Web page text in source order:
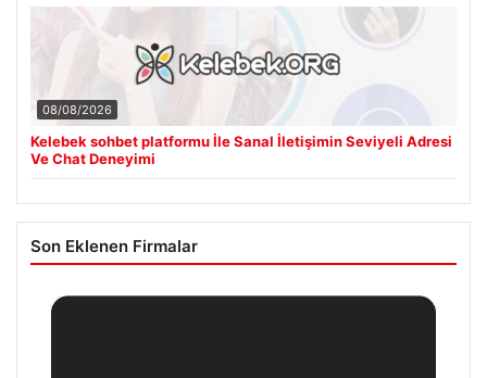
08/08/2026
Kelebek sohbet platformu İle Sanal İletişimin Seviyeli Adresi
Ve Chat Deneyimi
Son Eklenen Firmalar